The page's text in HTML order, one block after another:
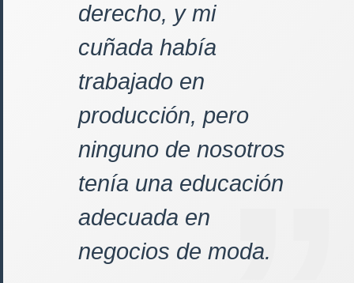
derecho, y mi
cuñada había
trabajado en
producción, pero
ninguno de nosotros
tenía una educación
adecuada en
negocios de moda.